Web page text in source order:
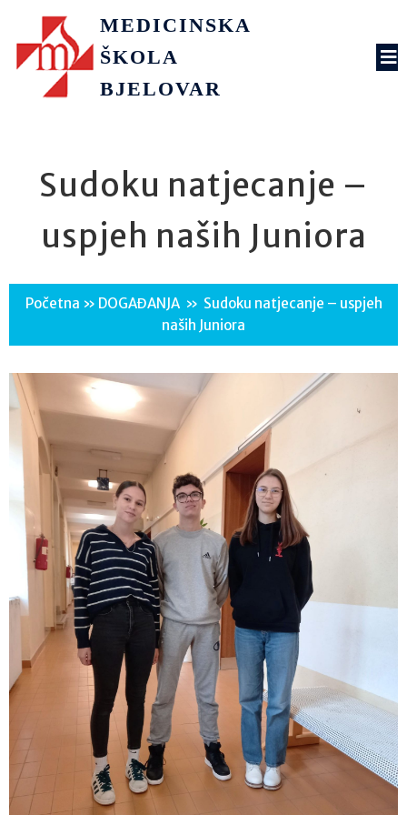
MEDICINSKA
ŠKOLA
BJELOVAR
Sudoku natjecanje –
uspjeh naših Juniora
Početna » DOGAĐANJA » Sudoku natjecanje – uspjeh
naših Juniora